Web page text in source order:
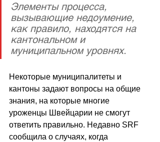
Элементы процесса,
вызывающие недоумение,
как правило, находятся на
кантональном и
муниципальном уровнях.
Некоторые муниципалитеты и
кантоны задают вопросы на общие
знания, на которые многие
уроженцы Швейцарии не смогут
ответить правильно. Недавно SRF
сообщила о случаях, когда